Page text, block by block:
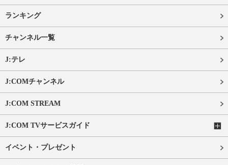
ランキング
チャンネル一覧
J:テレ
J:COMチャンネル
J:COM STREAM
J:COM TVサービスガイド
イベント・プレゼント